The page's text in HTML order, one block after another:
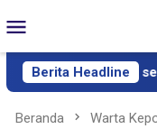
ke
kontenMobile
Berita Headline
Dilantik sebagai
Beranda Warta